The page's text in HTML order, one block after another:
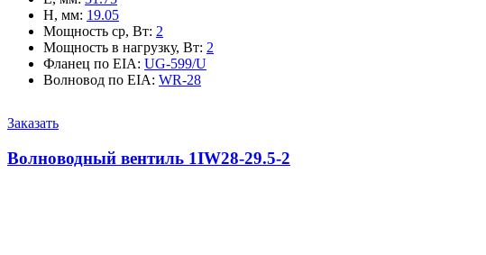
H, мм: 19.05
Мощность ср, Вт: 2
Мощность в нагрузку, Вт: 2
Фланец по EIA: UG-599/U
Волновод по EIA: WR-28
Заказать
Волноводный вентиль 1IW28-29.5-2